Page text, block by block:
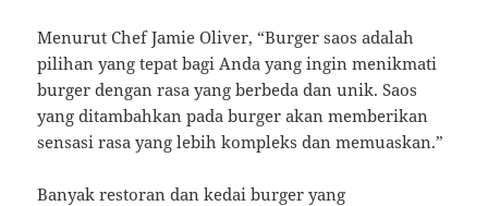
Menurut Chef Jamie Oliver, “Burger saos adalah
pilihan yang tepat bagi Anda yang ingin menikmati
burger dengan rasa yang berbeda dan unik. Saos
yang ditambahkan pada burger akan memberikan
sensasi rasa yang lebih kompleks dan memuaskan.”
Banyak restoran dan kedai burger yang